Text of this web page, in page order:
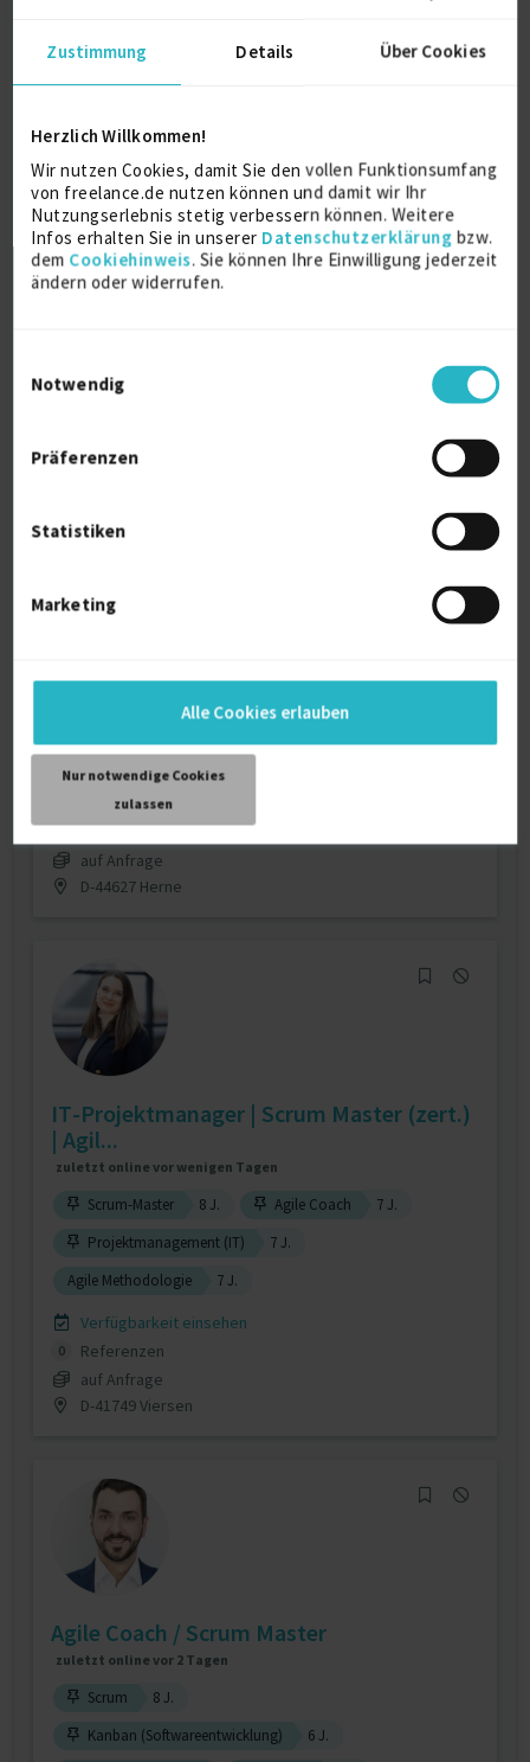
Zustimmung Details Über Cookies
Herzlich Willkommen!
Wir nutzen Cookies, damit Sie den vollen Funktionsumfang
von freelance.de nutzen können und damit wir Ihr
Nutzungserlebnis stetig verbessern können. Weitere
Infos erhalten Sie in unserer Datenschutzerklärung bzw.
dem Cookiehinweis. Sie können Ihre Einwilligung jederzeit
ändern oder widerrufen.
Notwendig
Präferenzen
Statistiken
Marketing
Alle Cookies erlauben
Nur notwendige Cookies
zulassen
Agiles IT-P...
Projektmanagement 8 J. Scrum
8 J.
Product Owner
5 J. E-Commerce
8 J.
It-Beratung
8 J.
D-97070 Würzburg
Scrum Master (Change Manager)
Scrum 14 J. Change Management
5 J.
Agile Methodologie
4 J. Team Building
Confluence
3 J.
Verfügbarkeit einsehen
4
Referenzen
auf Anfrage
D-44627 Herne
IT-Projektmanager | Scrum Master (zert.)
| Agil...
zuletzt online vor wenigen Tagen
Scrum-Master 8 J. Agile Coach
7 J.
Projektmanagement (IT)
7 J.
Agile Methodologie
7 J.
Verfügbarkeit einsehen
0
Referenzen
auf Anfrage
D-41749 Viersen
Agile Coach / Scrum Master
zuletzt online vor 2 Tagen
Scrum
8 J.
Kanban (Softwareentwicklung)
6 J.